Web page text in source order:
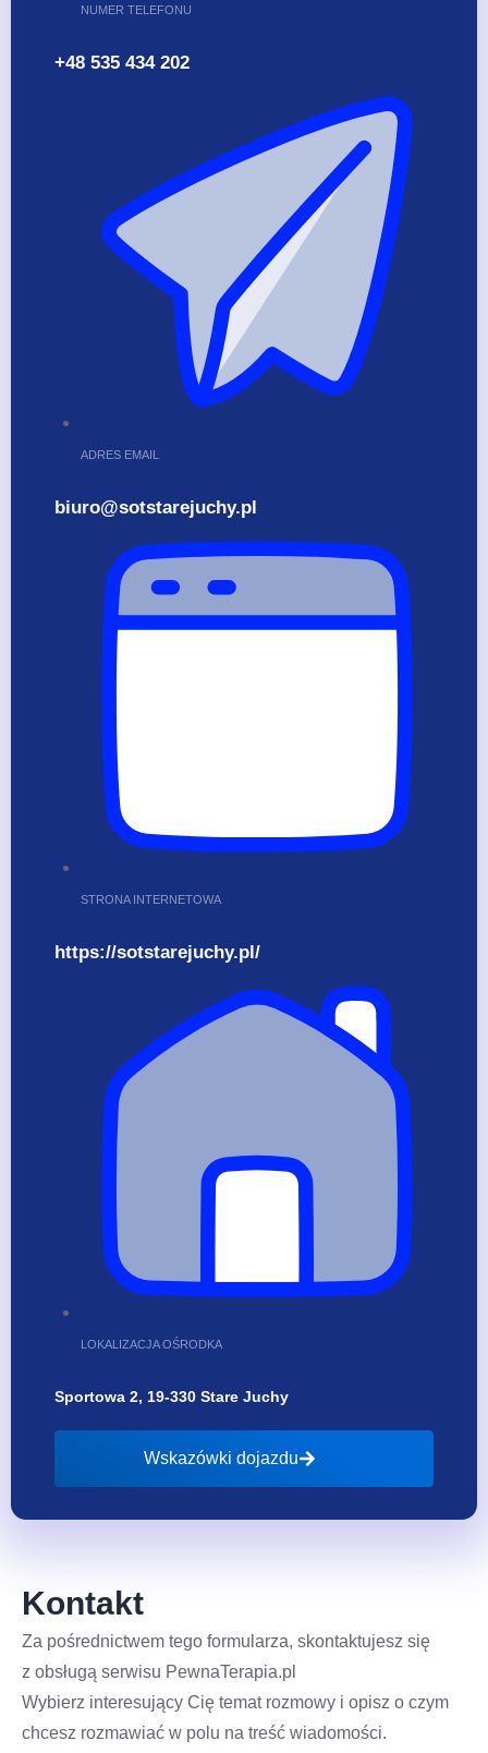
NUMER TELEFONU
+48 535 434 202
ADRES EMAIL
biuro@sotstarejuchy.pl
STRONA INTERNETOWA
https://sotstarejuchy.pl/
LOKALIZACJA OŚRODKA
Sportowa 2, 19-330 Stare Juchy
Wskazówki dojazdu
Kontakt
Za pośrednictwem tego formularza, skontaktujesz się
z obsługą serwisu PewnaTerapia.pl
Wybierz interesujący Cię temat rozmowy i opisz o czym
chcesz rozmawiać w polu na treść wiadomości.